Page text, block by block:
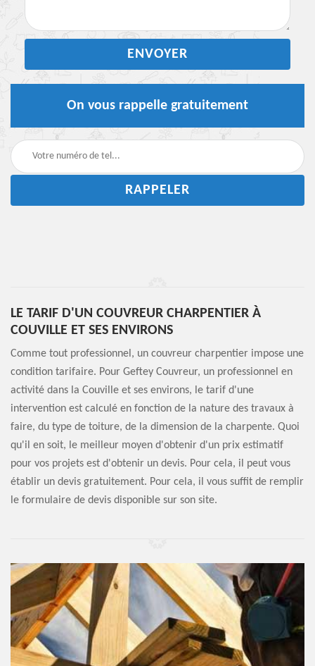
On vous rappelle gratuitement
LE TARIF D'UN COUVREUR CHARPENTIER À
COUVILLE ET SES ENVIRONS
Comme tout professionnel, un couvreur charpentier impose une
condition tarifaire. Pour Geftey Couvreur, un professionnel en
activité dans la Couville et ses environs, le tarif d'une
intervention est calculé en fonction de la nature des travaux à
faire, du type de toiture, de la dimension de la charpente. Quoi
qu'il en soit, le meilleur moyen d'obtenir d'un prix estimatif
pour vos projets est d'obtenir un devis. Pour cela, il peut vous
établir un devis gratuitement. Pour cela, il vous suffit de remplir
le formulaire de devis disponible sur son site.